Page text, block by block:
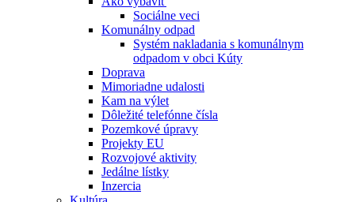
Sociálne veci
Komunálny odpad
Systém nakladania s komunálnym
odpadom v obci Kúty
Doprava
Mimoriadne udalosti
Kam na výlet
Dôležité telefónne čísla
Pozemkové úpravy
Projekty EU
Rozvojové aktivity
Jedálne lístky
Inzercia